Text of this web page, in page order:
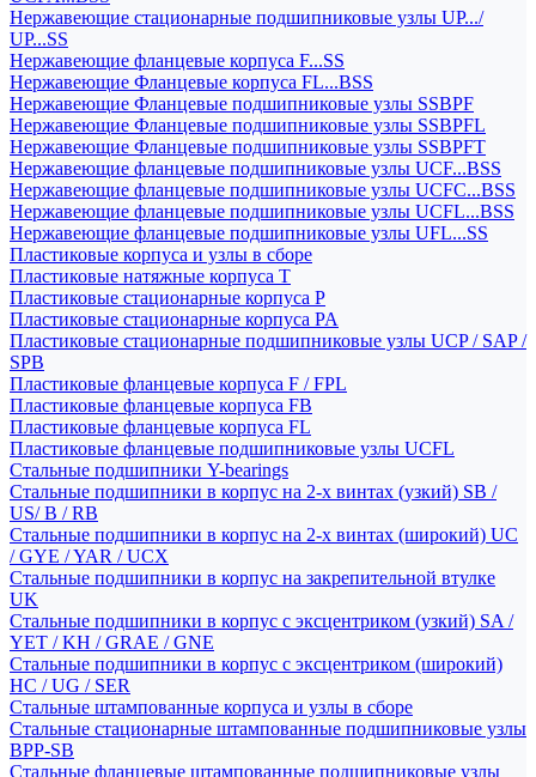
Нержавеющие стационарные подшипниковые узлы UP.../
UP...SS
Нержавеющие фланцевые корпуса F...SS
Нержавеющие Фланцевые корпуса FL...BSS
Нержавеющие Фланцевые подшипниковые узлы SSBPF
Нержавеющие Фланцевые подшипниковые узлы SSBPFL
Нержавеющие Фланцевые подшипниковые узлы SSBPFT
Нержавеющие фланцевые подшипниковые узлы UCF...BSS
Нержавеющие фланцевые подшипниковые узлы UCFC...BSS
Нержавеющие фланцевые подшипниковые узлы UCFL...BSS
Нержавеющие фланцевые подшипниковые узлы UFL...SS
Пластиковые корпуса и узлы в сборе
Пластиковые натяжные корпуса T
Пластиковые стационарные корпуса P
Пластиковые стационарные корпуса PA
Пластиковые стационарные подшипниковые узлы UCP / SAP /
SPB
Пластиковые фланцевые корпуса F / FPL
Пластиковые фланцевые корпуса FB
Пластиковые фланцевые корпуса FL
Пластиковые фланцевые подшипниковые узлы UCFL
Стальные подшипники Y-bearings
Стальные подшипники в корпус на 2-х винтах (узкий) SB /
US/ B / RB
Стальные подшипники в корпус на 2-х винтах (широкий) UC
/ GYE / YAR / UCX
Стальные подшипники в корпус на закрепительной втулке
UK
Стальные подшипники в корпус с эксцентриком (узкий) SA /
YET / KH / GRAE / GNE
Стальные подшипники в корпус с эксцентриком (широкий)
HC / UG / SER
Стальные штампованные корпуса и узлы в сборе
Стальные стационарные штампованные подшипниковые узлы
BPP-SB
Стальные фланцевые штампованные подшипниковые узлы